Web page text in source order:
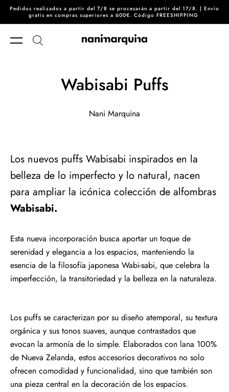
Ir directamente al contenido
Pedidos realizados a partir del 7/8 se procesarán a partir del 17/8. | Envío
gratis en compras superiores a 600€. Código FREESHIPPING
Wabisabi Puffs
Nani Marquina
Los nuevos puffs Wabisabi inspirados en la
belleza de lo imperfecto y lo natural, nacen
para ampliar la icónica colección de alfombras
Wabisabi.
Esta nueva incorporación busca aportar un toque de
serenidad y elegancia a los espacios, manteniendo la
esencia de la filosofía japonesa Wabi-sabi, que celebra la
imperfección, la transitoriedad y la belleza en la naturaleza.
Los puffs se caracterizan por su diseño atemporal, su textura
orgánica y sus tonos suaves, aunque contrastados que
evocan la armonía de lo simple. Elaborados con lana 100%
de Nueva Zelanda, estos accesorios decorativos no solo
ofrecen comodidad y funcionalidad, sino que también son
una pieza central en la decoración de los espacios.